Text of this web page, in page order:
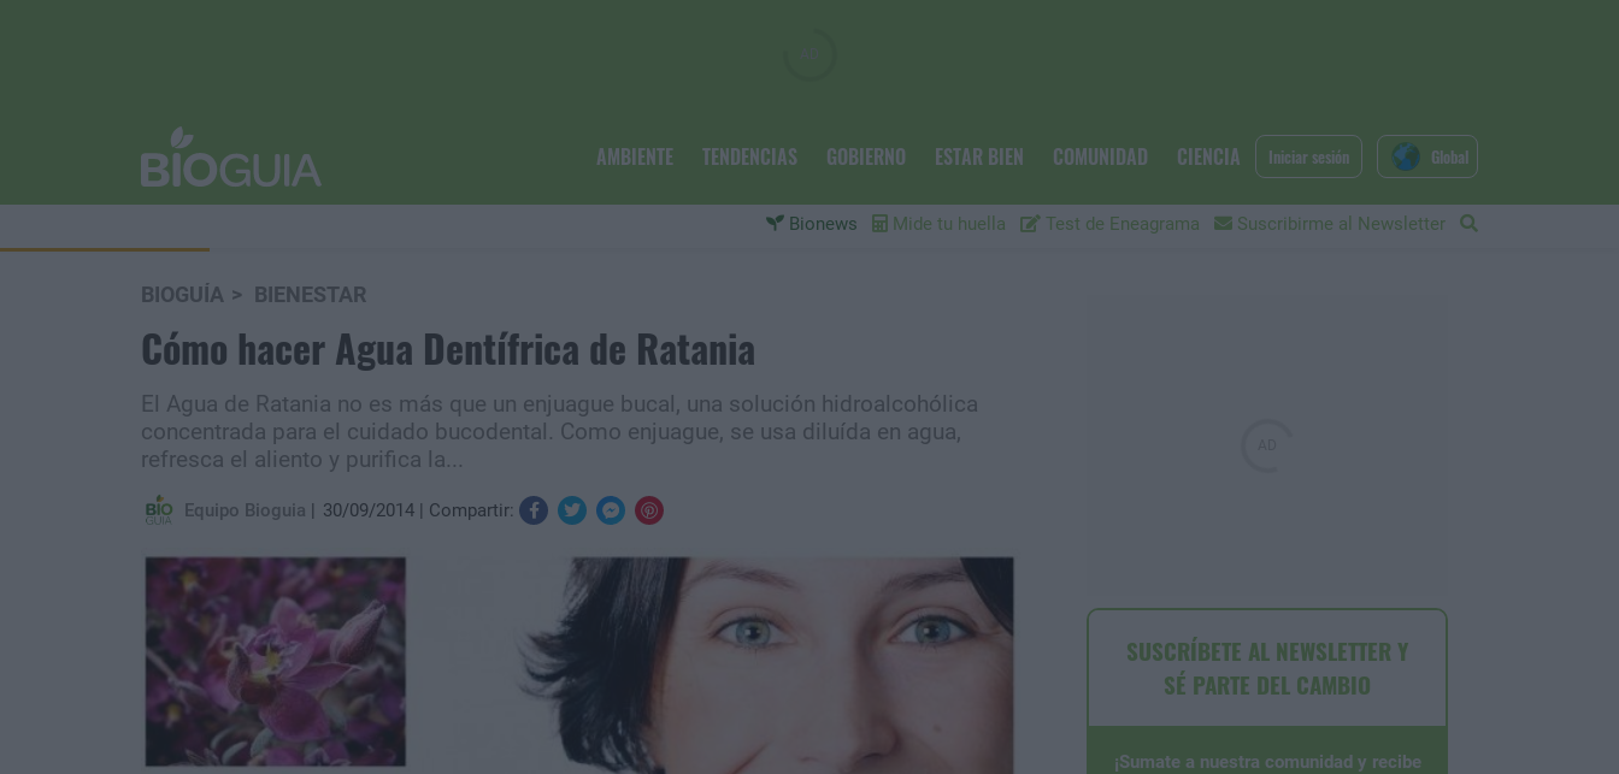
AMBIENTE TENDENCIAS GOBIERNO ESTAR BIEN COMUNIDAD CIENCIA
Bionews Mide tu huella Test de Eneagrama Suscribirme al Newsletter
Iniciar sesión Global
BIOGUÍA BIENESTAR
Cómo hacer Agua Dentífrica de Ratania
El Agua de Ratania no es más que un enjuague bucal, una solución hidroalcohólica
concentrada para el cuidado bucodental. Como enjuague, se usa diluída en agua,
refresca el aliento y purifica la...
Equipo Bioguia 30/09/2014 Compartir:
SUSCRÍBETE AL NEWSLETTER Y
SÉ PARTE DEL CAMBIO
¡Sumate a nuestra comunidad y recibe